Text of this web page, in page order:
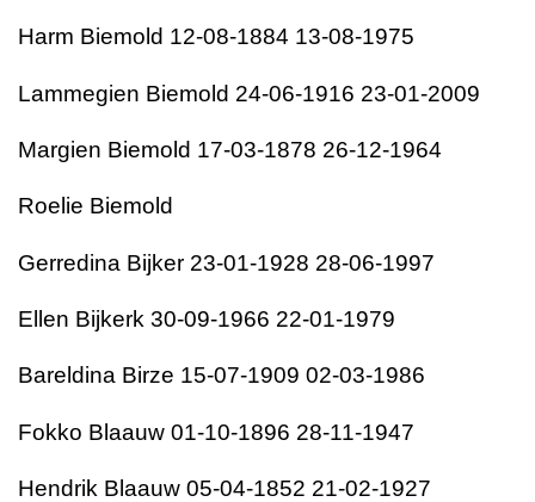
Harm Biemold 12-08-1884 13-08-1975
Lammegien Biemold 24-06-1916 23-01-2009
Margien Biemold 17-03-1878 26-12-1964
Roelie Biemold
Gerredina Bijker 23-01-1928 28-06-1997
Ellen Bijkerk 30-09-1966 22-01-1979
Bareldina Birze 15-07-1909 02-03-1986
Fokko Blaauw 01-10-1896 28-11-1947
Hendrik Blaauw 05-04-1852 21-02-1927